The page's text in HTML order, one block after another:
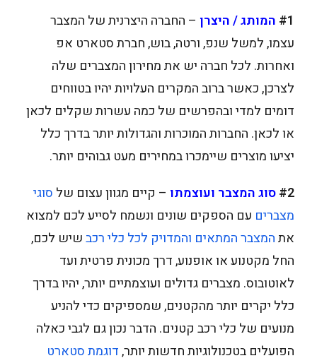
#1 המותג / היצרן – החברה היצרנית של המצבר
עצמו, למשל שנפ, ורטה, בוש, חברת סטארט אפ
ואחרות. לכל חברה יש את מחירון המצברים שלה
לצרכן, כאשר ברוב המקרים העלויות יהיו בטווחים
דומים למדי ובהפרשים של כמה עשרות שקלים לכאן
או לכאן. החברות המוכרות והגדולות יותר בדרך כלל
יציעו מוצרים שיימכרו במחירים מעט גבוהים יותר.
#2 סוג המצבר ועוצמתו – קיים מגוון עצום של סוגי
מצברים עם הספקים שונים ונשמח לסייע לכם למצוא
אתהמצבר המתאים והמדויק לכל כלי רכבשיש לכם,
החל מקטנוע או אופנוע, דרך מכונית פרטית ועד
לאוטובוס. מצברים גדולים ועוצמתיים יותר, יהיו בדרך
כלל יקרים יותר מהקטנים, שמספיקים כדי להניע
מנועים של כלי רכב קטנים. הדבר נכון גם לגבי כאלה
הפועלים בטכנולוגיות חדשות יותר,דוגמת סטארט